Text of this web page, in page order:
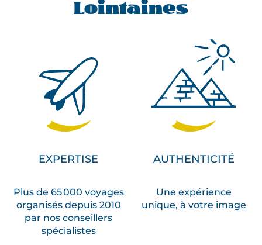
Lointaines
EXPERTISE
Plus de 65 000 voyages
organisés depuis 2010
par nos conseillers
spécialistes
AUTHENTICITÉ
Une expérience
unique, à votre image